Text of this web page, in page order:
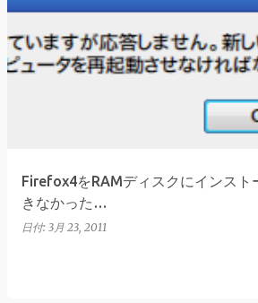
Firefox4をRAMディスクにインスト
きなかった…
日付: 3月 23, 2011